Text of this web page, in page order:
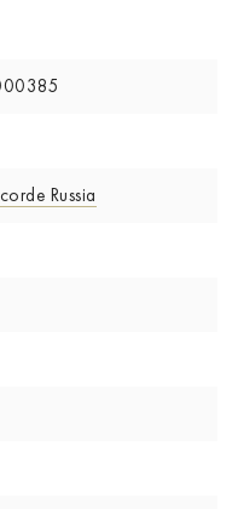
Russia